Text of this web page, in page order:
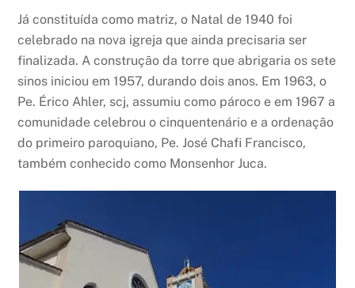
Já constituída como matriz, o Natal de 1940 foi
celebrado na nova igreja que ainda precisaria ser
finalizada. A construção da torre que abrigaria os sete
sinos iniciou em 1957, durando dois anos. Em 1963, o
Pe. Érico Ahler, scj, assumiu como pároco e em 1967 a
comunidade celebrou o cinquentenário e a ordenação
do primeiro paroquiano, Pe. José Chafi Francisco,
também conhecido como Monsenhor Juca.